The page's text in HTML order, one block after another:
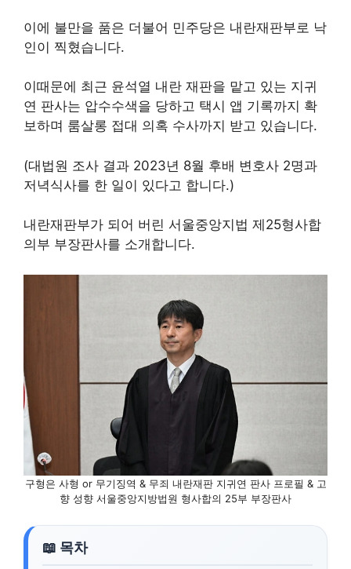
이에 불만을 품은 더불어 민주당은 내란재판부로 낙
인이 찍혔습니다.
이때문에 최근 윤석열 내란 재판을 맡고 있는 지귀
연 판사는 압수수색을 당하고 택시 앱 기록까지 확
보하며 룸살롱 접대 의혹 수사까지 받고 있습니다.
(대법원 조사 결과 2023년 8월 후배 변호사 2명과
저녁식사를 한 일이 있다고 합니다.)
내란재판부가 되어 버린 서울중앙지법 제25형사합
의부 부장판사를 소개합니다.
구형은 사형 or 무기징역 & 무죄 내란재판 지귀연 판사 프로필 & 고
향 성향 서울중앙지방법원 형사합의 25부 부장판사